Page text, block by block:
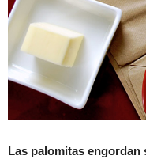
Las palomitas engordan